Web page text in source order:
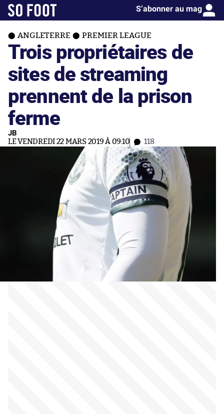
S’abonner au mag
ANGLETERRE PREMIER LEAGUE
Trois propriétaires de
sites de streaming
prennent de la prison
ferme
JB
LE VENDREDI 22 MARS 2019 À 09:10 118